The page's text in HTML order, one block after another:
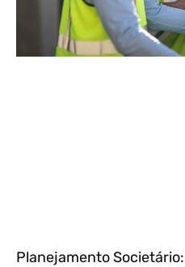
Planejamento